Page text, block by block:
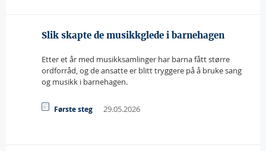
Slik skapte de musikkglede i barnehagen
Etter et år med musikksamlinger har barna fått større
ordforråd, og de ansatte er blitt tryggere på å bruke sang
og musikk i barnehagen.
Første steg 29.05.2026